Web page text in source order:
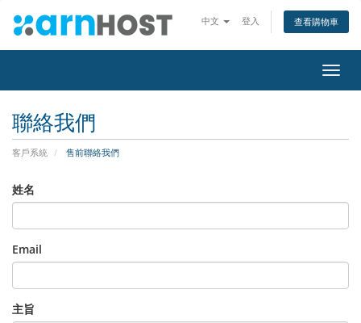
中文 登入 查看購物車
切
換
聯絡我們
客戶系統 售前聯絡我們
姓名
Email
主旨